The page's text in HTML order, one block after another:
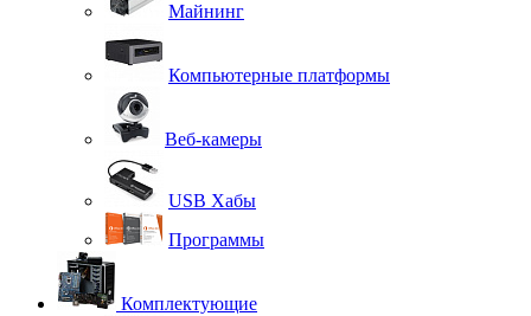
Майнинг
Компьютерные платформы
Веб-камеры
USB Хабы
Программы
Комплектующие